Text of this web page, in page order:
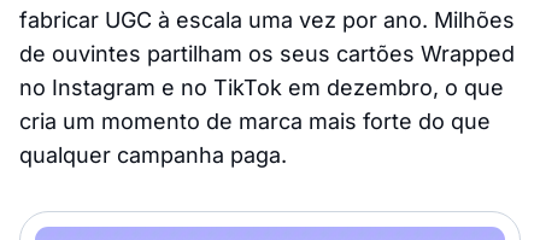
fabricar UGC à escala uma vez por ano. Milhões
de ouvintes partilham os seus cartões Wrapped
no Instagram e no TikTok em dezembro, o que
cria um momento de marca mais forte do que
qualquer campanha paga.